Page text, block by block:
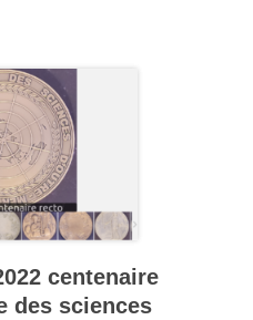
centenaire
des sciences